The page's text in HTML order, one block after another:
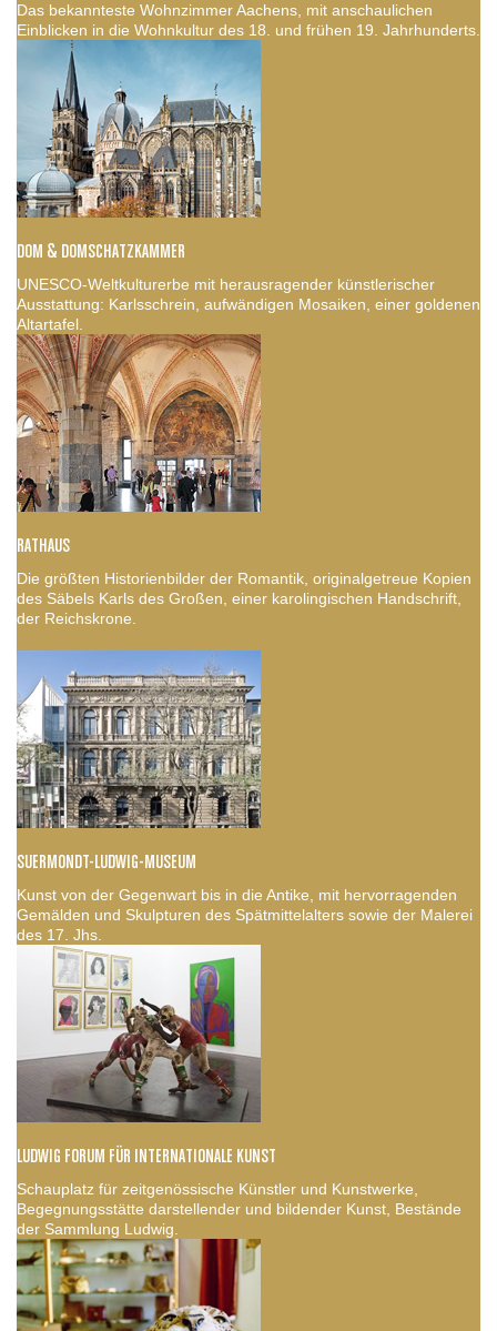
Das bekannteste Wohnzimmer Aachens, mit anschaulichen
Einblicken in die Wohnkultur des 18. und frühen 19. Jahrhunderts.
DOM & DOMSCHATZKAMMER
UNESCO-Weltkulturerbe mit herausragender künstlerischer
Ausstattung: Karlsschrein, aufwändigen Mosaiken, einer goldenen
Altartafel.
RATHAUS
Die größten Historienbilder der Romantik, originalgetreue Kopien
des Säbels Karls des Großen, einer karolingischen Handschrift,
der Reichskrone.
SUERMONDT-LUDWIG-MUSEUM
Kunst von der Gegenwart bis in die Antike, mit hervorragenden
Gemälden und Skulpturen des Spätmittelalters sowie der Malerei
des 17. Jhs.
LUDWIG FORUM FÜR INTERNATIONALE KUNST
Schauplatz für zeitgenössische Künstler und Kunstwerke,
Begegnungsstätte darstellender und bildender Kunst, Bestände
der Sammlung Ludwig.